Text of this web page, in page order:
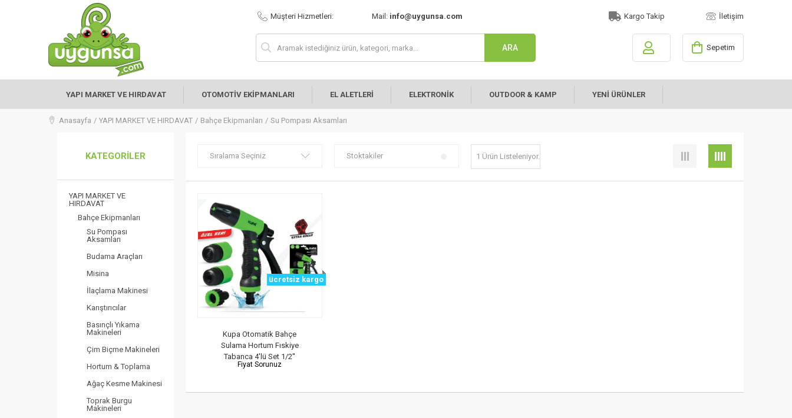
Sepetim
Müşteri Hizmetleri: Mail: info@uygunsa.com Kargo Takip İletişim
YAPI MARKET VE HIRDAVAT OTOMOTİV EKİPMANLARI EL ALETLERİ ELEKTRONİK OUTDOOR & KAMP YENİ ÜRÜNLER
Anasayfa YAPI MARKET VE HIRDAVAT Bahçe Ekipmanları Su Pompası Aksamları
KATEGORILER
YAPI MARKET VE
HIRDAVAT
Bahçe Ekipmanları
Su Pompası
Aksamları
Budama Araçları
Misina
İlaçlama Makinesi
Karıştırıcılar
Basınçlı Yıkama
Makineleri
Çim Biçme Makineleri
Hortum & Toplama
Ağaç Kesme Makinesi
Toprak Burgu
Makineleri
Sıralama Seçiniz Stoktakiler 1 Ürün
Kupa Otomatik Bahçe
Sulama Hortum Fıskiye
Tabanca 4'lü Set 1/2''
ücretsiz kargo
Fiyat Sorunuz